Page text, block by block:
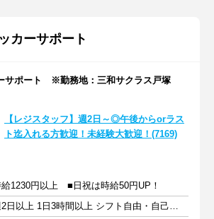
カーサポート
サポート ※勤務地：三和サクラス戸塚
【レジスタッフ】週2日～◎午後からorラス
ト迄入れる方歓迎！未経験大歓迎！(7169)
1230円以上 ■日祝は時給50円UP！
週2日以上 1日3時間以上 シフト自由・自己申告